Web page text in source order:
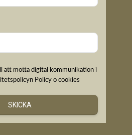
att motta digital kommunikation i
Policy o cookies
SKICKA